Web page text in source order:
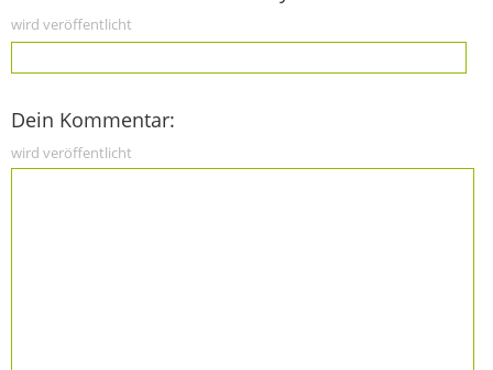
wird veröffentlicht
Dein Kommentar:
wird veröffentlicht